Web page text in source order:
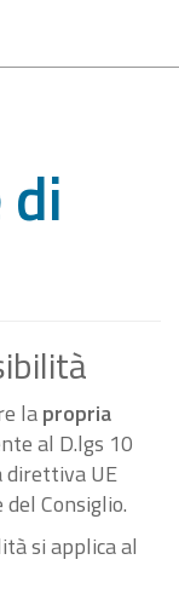
lapropria
al D.lgs 10
direttiva UE
Consiglio.
si applica al